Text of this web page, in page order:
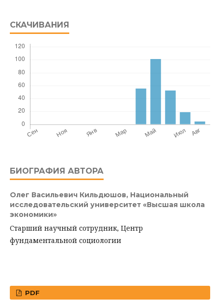
СКАЧИВАНИЯ
БИОГРАФИЯ АВТОРА
Олег Васильевич Кильдюшов, Национальный
исследовательский университет «Высшая школа
экономики»
Старший научный сотрудник, Центр
фундаментальной социологии
PDF